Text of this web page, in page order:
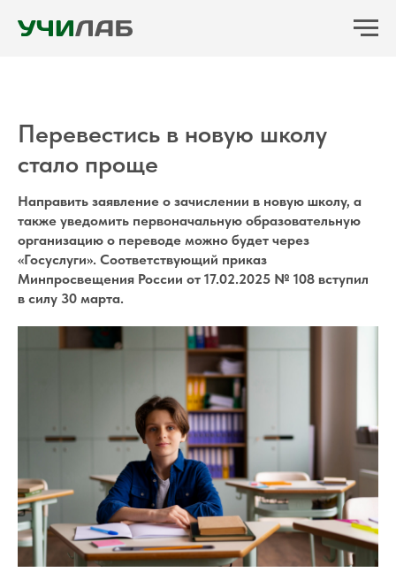
Перевестись в новую школу
стало проще
Направить заявление о зачислении в новую школу, а
также уведомить первоначальную образовательную
организацию о переводе можно будет через
«Госуслуги». Соответствующий приказ
Минпросвещения России от 17.02.2025 № 108 вступил
в силу 30 марта.